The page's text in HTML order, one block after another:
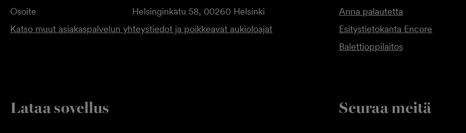
Osoite
Helsinginkatu 58, 00260 Helsinki
Katso muut asiakaspalvelun yhteystiedot ja poikkeavat aukioloajat
Anna palautetta
Esitystietokanta Encore
Balettioppilaitos
Lataa sovellus Seuraa meitä